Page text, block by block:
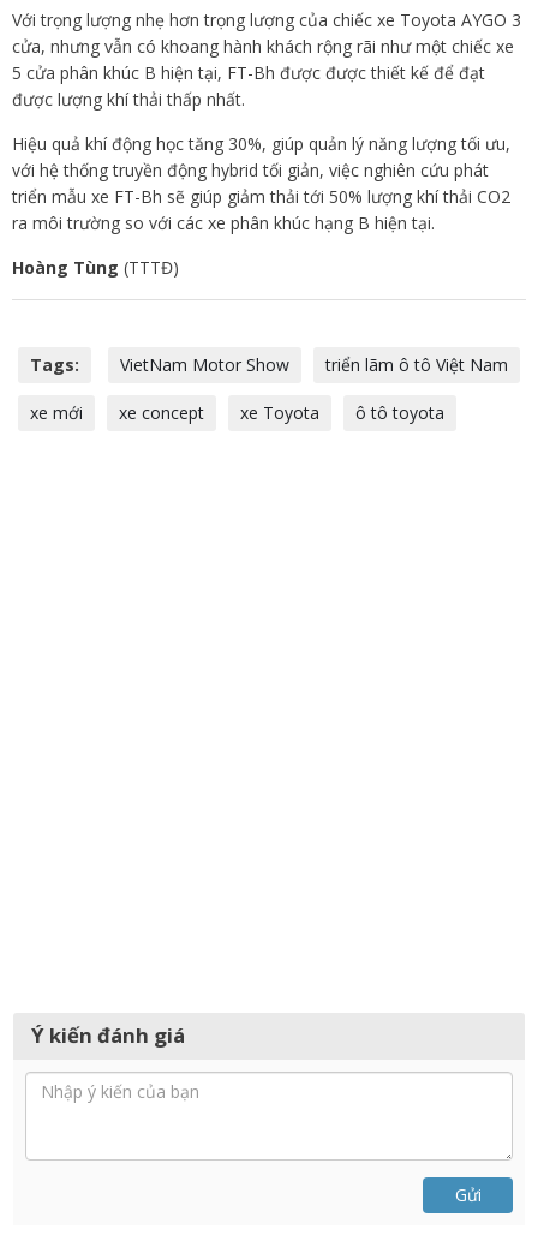
Với trọng lượng nhẹ hơn trọng lượng của chiếc xe Toyota AYGO 3
cửa, nhưng vẫn có khoang hành khách rộng rãi như một chiếc xe
5 cửa phân khúc B hiện tại, FT-Bh được được thiết kế để đạt
được lượng khí thải thấp nhất.
Hiệu quả khí động học tăng 30%, giúp quản lý năng lượng tối ưu,
với hệ thống truyền động hybrid tối giản, việc nghiên cứu phát
triển mẫu xe FT-Bh sẽ giúp giảm thải tới 50% lượng khí thải CO2
ra môi trường so với các xe phân khúc hạng B hiện tại.
Hoàng Tùng (TTTĐ)
Tags: VietNam Motor Show triển lãm ô tô Việt Nam
xe mới xe concept xe Toyota ô tô toyota
Ý kiến đánh giá
Gửi